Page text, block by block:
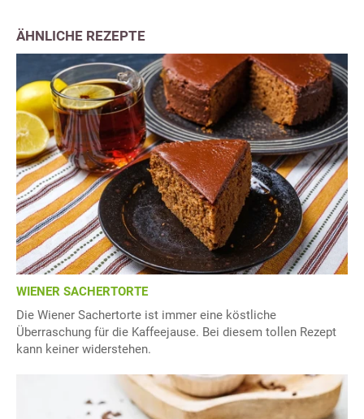
ÄHNLICHE REZEPTE
WIENER SACHERTORTE
Die Wiener Sachertorte ist immer eine köstliche
Überraschung für die Kaffeejause. Bei diesem tollen Rezept
kann keiner widerstehen.